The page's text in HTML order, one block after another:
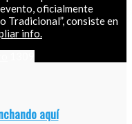
oficialmente
Tradicional”, consiste en
info.
aquí